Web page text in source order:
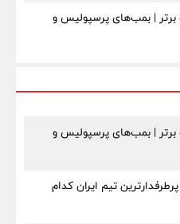
برتر | بمب‌های پرسپولیس و
برتر | بمب‌های پرسپولیس و
تیم ایران کدام